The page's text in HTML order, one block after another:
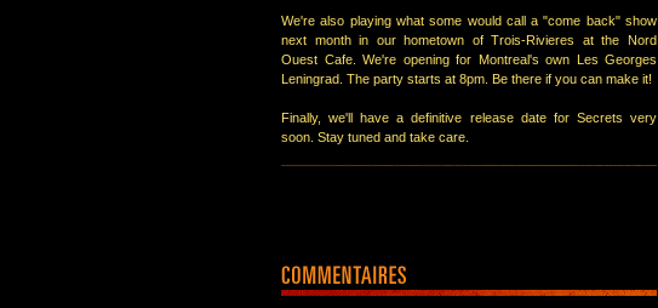
We're also playing what some would call a "come back" show
next month in our hometown of Trois-Rivieres at the Nord
Ouest Cafe. We're opening for Montreal's own Les Georges
Leningrad. The party starts at 8pm. Be there if you can make it!
Finally, we'll have a definitive release date for Secrets very
soon. Stay tuned and take care.